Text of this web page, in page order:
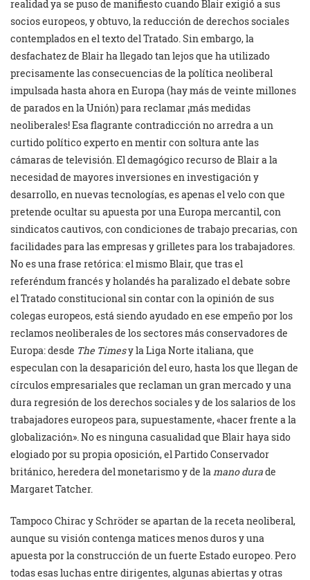
realidad ya se puso de manifiesto cuando Blair exigió a sus
socios europeos, y obtuvo, la reducción de derechos sociales
contemplados en el texto del Tratado. Sin embargo, la
desfachatez de Blair ha llegado tan lejos que ha utilizado
precisamente las consecuencias de la política neoliberal
impulsada hasta ahora en Europa (hay más de veinte millones
de parados en la Unión) para reclamar ¡más medidas
neoliberales! Esa flagrante contradicción no arredra a un
curtido político experto en mentir con soltura ante las
cámaras de televisión. El demagógico recurso de Blair a la
necesidad de mayores inversiones en investigación y
desarrollo, en nuevas tecnologías, es apenas el velo con que
pretende ocultar su apuesta por una Europa mercantil, con
sindicatos cautivos, con condiciones de trabajo precarias, con
facilidades para las empresas y grilletes para los trabajadores.
No es una frase retórica: el mismo Blair, que tras el
referéndum francés y holandés ha paralizado el debate sobre
el Tratado constitucional sin contar con la opinión de sus
colegas europeos, está siendo ayudado en ese empeño por los
reclamos neoliberales de los sectores más conservadores de
Europa: desde The Timesy la Liga Norte italiana, que
especulan con la desaparición del euro, hasta los que llegan de
círculos empresariales que reclaman un gran mercado y una
dura regresión de los derechos sociales y de los salarios de los
trabajadores europeos para, supuestamente, «hacer frente a la
globalización». No es ninguna casualidad que Blair haya sido
elogiado por su propia oposición, el Partido Conservador
británico, heredera del monetarismo y de lamano durade
Margaret Tatcher.
Tampoco Chirac y Schröder se apartan de la receta neoliberal,
aunque su visión contenga matices menos duros y una
apuesta por la construcción de un fuerte Estado europeo. Pero
todas esas luchas entre dirigentes, algunas abiertas y otras